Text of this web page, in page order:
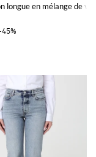
longue en mélange de
45%